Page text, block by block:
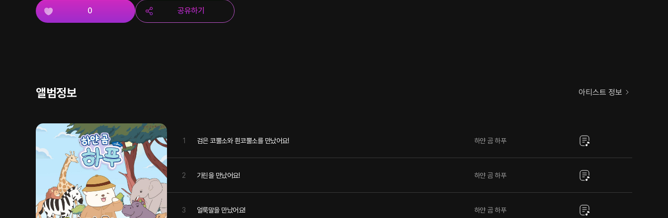
0 공유하기
앨범정보 아티스트 정보
1 검은 코뿔소와 흰코뿔소를 만났어요! 하얀 곰 하푸
2 기린을 만났어요! 하얀 곰 하푸
3 얼룩말을 만났어요! 하얀 곰 하푸